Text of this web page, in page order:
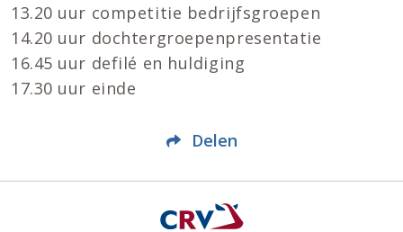
13.20 uur competitie bedrijfsgroepen
14.20 uur dochtergroepenpresentatie
16.45 uur defilé en huldiging
17.30 uur einde
Delen